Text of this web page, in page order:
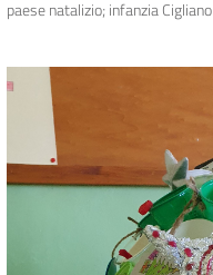
paese natalizio; infanzia Cigliano